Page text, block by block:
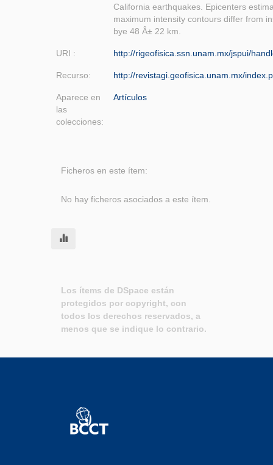
California earthquakes. Epicenters
maximum intensity contours differ from
bye 48 Â± 22 km.
URI : http://rigeofisica.ssn.unam.mx/jspui/
Recurso: http://revistagi.geofisica.unam.mx/
Aparece en
las
colecciones:
Artículos
Ficheros en este ítem:
No hay ficheros asociados a este ítem.
Los ítems de DSpace están
protegidos por copyright, con
todos los derechos reservados, a
menos que se indique lo contrario.